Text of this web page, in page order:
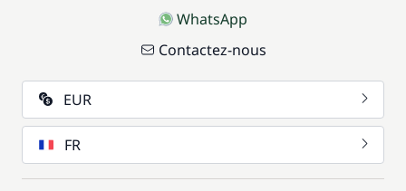
WhatsApp
Contactez-nous
EUR
FR